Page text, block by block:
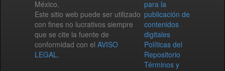
México.
Este sitio web puede ser utilizado
con fines no lucrativos siempre
que se cite la fuente de
conformidad con el AVISO
LEGAL.
para la
publicación de
contenidos
digitales
Políticas del
Repositorio
Términos y